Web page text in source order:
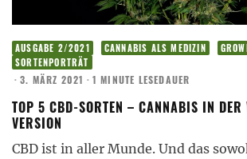
AUSGABE 2/2021 CANNABIS ALS MEDIZIN
SORTENPORTRÄT
· 3. MÄRZ 2021 · 1 MINUTE LESEDAUER
TOP 5 CBD-SORTEN – CANNABIS IN DER
VERSION
CBD ist in aller Munde. Und das